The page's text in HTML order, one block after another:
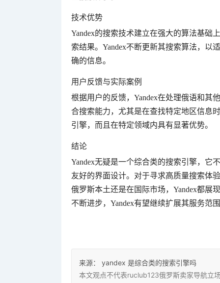
技术优势
Yandex的搜索技术建立在强大的算法基础
索结果。Yandex不断更新其搜索算法，以
确的信息。
用户反馈与实际案例
根据用户的反馈，Yandex在处理俄语和其
合搜索能力，尤其是在查找特定地区信息
引擎，而且在特定领域内具有显著优势。
结论
Yandex无疑是一个综合类的搜索引擎，它
友好的界面设计。对于寻求高质量搜索体
俄罗斯本土还是在国际市场，Yandex都展
不断进步，Yandex有望继续扩展其服务范
来源：
yandex 是综合类的搜索引擎吗
本文观点不代表ruclub123俄罗斯卖家导航立